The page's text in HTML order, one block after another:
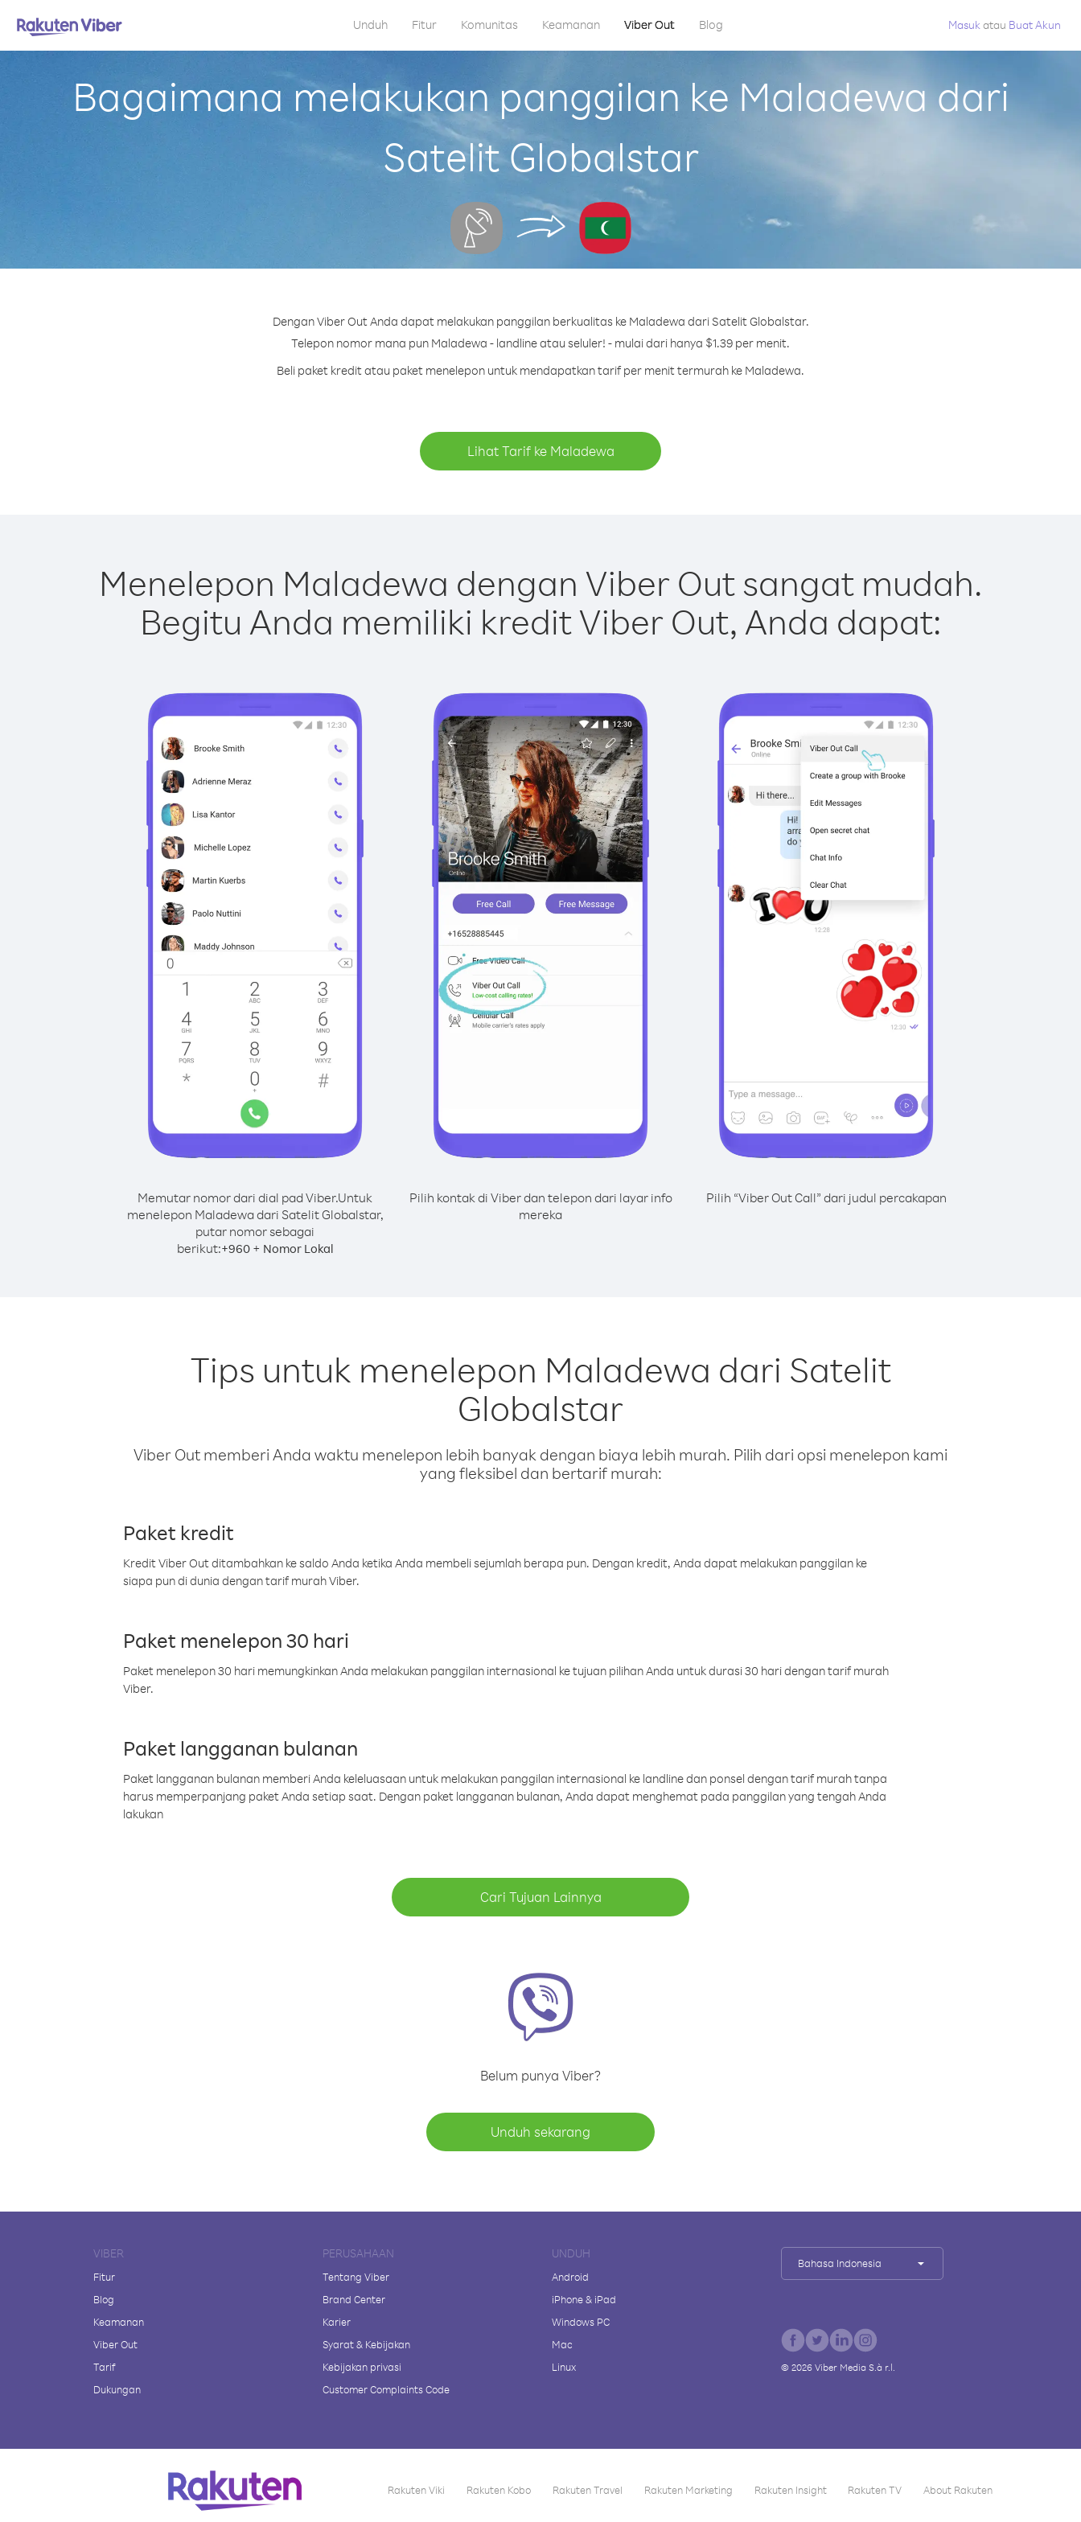
Unduh Fitur Komunitas Keamanan Viber Out Blog Masuk atau Buat Akun
Bagaimana melakukan panggilan ke Maladewa dari
Satelit Globalstar
Dengan Viber Out Anda dapat melakukan panggilan berkualitas ke Maladewa dari Satelit Globalstar.
Telepon nomor mana pun Maladewa - landline atau seluler! - mulai dari hanya $1.39 per menit.
Beli paket kredit atau paket menelepon untuk mendapatkan tarif per menit termurah ke Maladewa.
Lihat Tarif ke Maladewa
Menelepon Maladewa dengan Viber Out sangat mudah.
Begitu Anda memiliki kredit Viber Out, Anda dapat:
Memutar nomor dari dial pad Viber.Untuk
menelepon Maladewa dari Satelit Globalstar,
putar nomor sebagai
berikut:+960+ Nomor Lokal
Pilih kontak di Viber dan telepon dari layar info
mereka
Pilih “Viber Out Call” dari judul percakapan
Tips untuk menelepon Maladewa dari Satelit
Globalstar
Viber Out memberi Anda waktu menelepon lebih banyak dengan biaya lebih murah. Pilih dari opsi menelepon kami
yang fleksibel dan bertarif murah:
Paket kredit
Kredit Viber Out ditambahkan ke saldo Anda ketika Anda membeli sejumlah berapa pun. Dengan kredit, Anda dapat melakukan panggilan ke
siapa pun di dunia dengan tarif murah Viber.
Paket menelepon 30 hari
Paket menelepon 30 hari memungkinkan Anda melakukan panggilan internasional ke tujuan pilihan Anda untuk durasi 30 hari dengan tarif murah
Viber.
Paket langganan bulanan
Paket langganan bulanan memberi Anda keleluasaan untuk melakukan panggilan internasional ke landline dan ponsel dengan tarif murah tanpa
harus memperpanjang paket Anda setiap saat. Dengan paket langganan bulanan, Anda dapat menghemat pada panggilan yang tengah Anda
lakukan
Cari Tujuan Lainnya
Belum punya Viber?
Unduh sekarang
VIBER
Fitur
Blog
Keamanan
Viber Out
Tarif
Dukungan
PERUSAHAAN
Tentang Viber
Brand Center
Karier
Syarat & Kebijakan
Kebijakan privasi
Customer Complaints Code
UNDUH
Android
iPhone & iPad
Windows PC
Mac
Linux
Bahasa Indonesia
© 2026 Viber Media S.à r.l.
Rakuten Viki Rakuten Kobo Rakuten Travel Rakuten Marketing Rakuten Insight Rakuten TV About Rakuten